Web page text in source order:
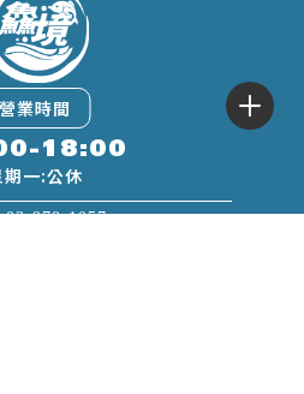
03-978-1057
18:00